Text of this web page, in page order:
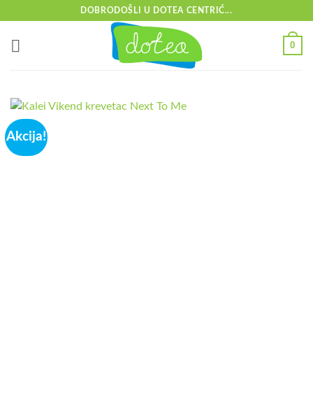
content
DOBRODOŠLI U DOTEA CENTRIĆ...
0
Akcija!